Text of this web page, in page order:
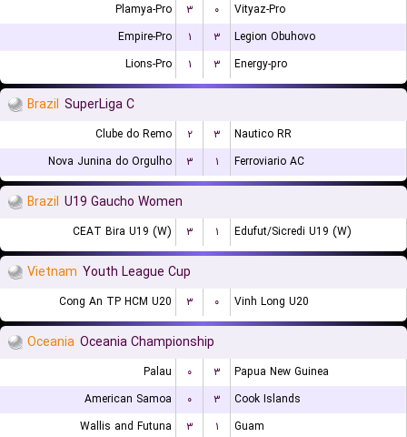
Plamya-Pro ۳ ۰
Vityaz-Pro
Empire-Pro
۱ ۳
Legion Obuhovo
Lions-Pro
۱ ۳ Energy-pro
Brazil SuperLiga C
Clube do Remo ۲ ۳
Nautico RR
Nova Junina do Orgulho
۳ ۱ Ferroviario AC
Brazil U19 Gaucho Women
CEAT Bira U19 (W) ۳ ۱ Edufut/Sicredi U19 (W)
Vietnam Youth League Cup
Cong An TP HCM U20 ۳ ۰ Vinh Long U20
Oceania Oceania Championship
Palau ۰ ۳
Papua New Guinea
American Samoa
۰ ۳
Cook Islands
Wallis and Futuna
۳ ۱ Guam